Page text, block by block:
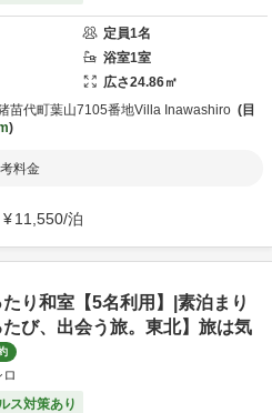
定員1名
浴室1室
広さ24.86㎡
苗代町葉山7105番地Villa Inawashiro
目
料金
¥11,550/泊
たり和室【5名利用】|素泊まり
び、出会う旅。東北】旅は気
ス対策あり